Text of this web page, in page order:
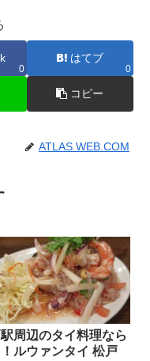
0
はてブ
0
コピー
ATLAS WEB.COM
周辺のタイ料理なら
ルウァンタイ 松戸